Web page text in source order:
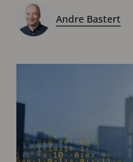
Andre Bastert